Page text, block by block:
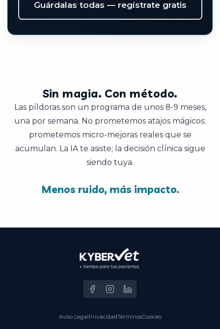
Guárdalas todas — regístrate gratis
Sin magia. Con método.
Las píldoras son un programa de unos 8-9 meses,
una por semana. No prometemos atajos mágicos:
prometemos micro-mejoras reales que se
acumulan. La IA te asiste; la decisión clínica sigue
siendo tuya.
Menos ruido, más impacto.
Aviso LegalPrivacidadTérminosCookies